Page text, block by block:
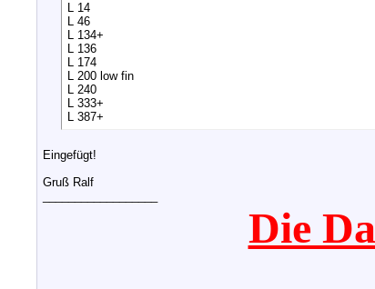
L 14
L 46
L 134+
L 136
L 174
L 200 low fin
L 240
L 333+
L 387+
Eingefügt!
Gruß Ralf
Die